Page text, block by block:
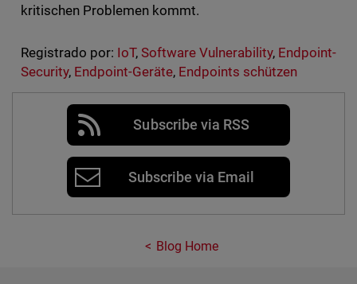
kritischen Problemen kommt.
Registrado por: IoT, Software Vulnerability, Endpoint-
Security, Endpoint-Geräte, Endpoints schützen
Subscribe via RSS
Subscribe via Email
Blog Home